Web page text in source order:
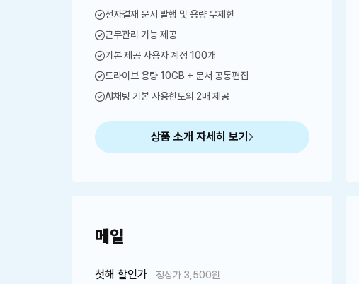
전자결재 문서 발행 및 용량 무제한
근무관리 기능 제공
기본 제공 사용자 계정 100개
드라이브 용량 10GB + 문서 공동편집
AI채팅 기본 사용한도의 2배 제공
상품 소개 자세히 보기
메일
첫해 할인가 정상가 3,500원